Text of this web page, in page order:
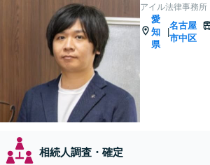
アイル法律事務所
愛
知
県
名古屋
市中区
相続人調査・確定